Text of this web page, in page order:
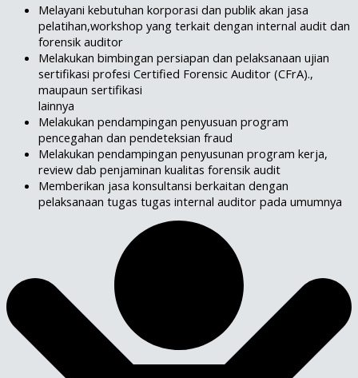
Melayani kebutuhan korporasi dan publik akan jasa
pelatihan,workshop yang terkait dengan internal audit dan
forensik auditor
Melakukan bimbingan persiapan dan pelaksanaan ujian
sertifikasi profesi Certified Forensic Auditor (CFrA).,
maupaun sertifikasi
lainnya
Melakukan pendampingan penyusuan program
pencegahan dan pendeteksian fraud
Melakukan pendampingan penyusunan program kerja,
review dab penjaminan kualitas forensik audit
Memberikan jasa konsultansi berkaitan dengan
pelaksanaan tugas tugas internal auditor pada umumnya